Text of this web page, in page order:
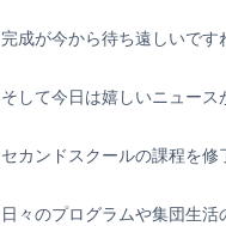
完成が今から待ち遠しいです
そして今日は嬉しいニュース
セカンドスクールの課程を修
日々のプログラムや集団生活